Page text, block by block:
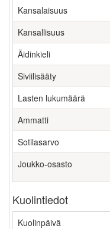
Kansalaisuus
Kansallisuus
Äidinkieli
Siviilisääty
Lasten lukumäärä
Ammatti
Sotilasarvo
Joukko-osasto
Kuolintiedot
Kuolinpäivä